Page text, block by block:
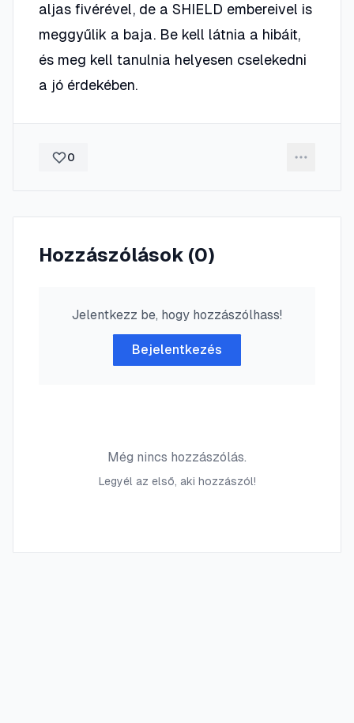
aljas fivérével, de a SHIELD embereivel is
meggyűlik a baja. Be kell látnia a hibáit,
és meg kell tanulnia helyesen cselekedni
a jó érdekében.
0
Hozzászólások (0)
Jelentkezz be, hogy hozzászólhass!
Bejelentkezés
Még nincs hozzászólás.
Legyél az első, aki hozzászól!